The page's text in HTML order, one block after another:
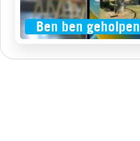
Ben ben geholpen